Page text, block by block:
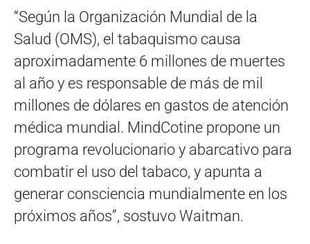
“Según la Organización Mundial de la
Salud (OMS), el tabaquismo causa
aproximadamente 6 millones de muertes
al año y es responsable de más de mil
millones de dólares en gastos de atención
médica mundial. MindCotine propone un
programa revolucionario y abarcativo para
combatir el uso del tabaco, y apunta a
generar consciencia mundialmente en los
próximos años”, sostuvo Waitman.